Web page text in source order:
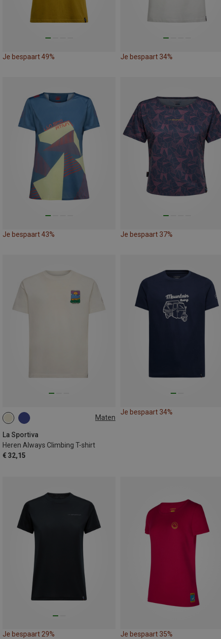
Je bespaart 49% Je bespaart 34%
Je bespaart 43% Je bespaart 37%
Maten
La Sportiva
Heren Always Climbing T-shirt
€ 32,15
XXL
Je bespaart 34%
Je bespaart 29% Je bespaart 35%